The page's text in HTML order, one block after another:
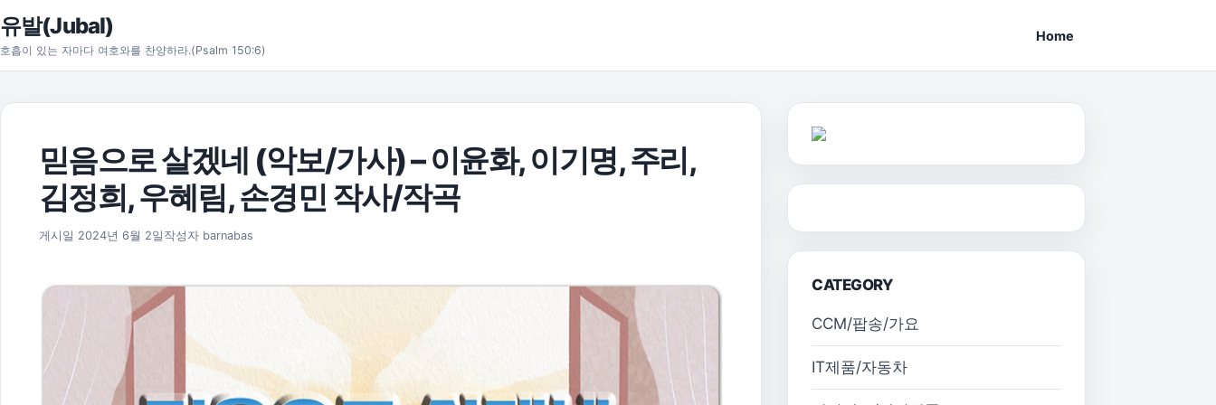
본문으로 건너뛰기
유발(Jubal)
호흡이 있는 자마다 여호와를 찬양하라.(Psalm 150:6)
Home
믿음으로 살겠네 (악보/가사) – 이윤화, 이기명, 주리,
김정희, 우혜림, 손경민 작사/작곡
게시일 2024년 6월 2일 2025년 11월 17일
작성자 barnabas
CATEGORY
CCM/팝송/가요
IT제품/자동차